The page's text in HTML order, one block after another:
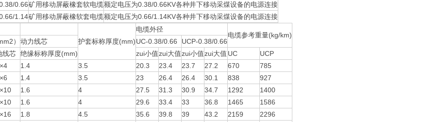
0.66矿用移动屏蔽橡套软电缆额定电压为0.38/0.66KV各种井下移动采煤设备的电源连接
1.14矿用移动屏蔽橡软套电缆额定电压为0.66/1.14KV各种井下移动采煤设备的电源连接
护套标称厚度(mm)
电缆外径
电缆参考重量(kg/km)
） 动力线芯 UC-0.38/0.66
UCP-0.38/0.66
线芯 绝缘标称厚度(mm) zui小值zui大值zui小值zui大值 UC
UCP
1.4 3.5 20.3 23.4 23.7 27.2 670
785
1.4 3.5 23 26.4 26.4 30.1 838
927
1.6 4 27.5 31.3 30.9 34.7 1292
1400
1.6 4 29.6 33.4 33 36.8 1465
1586
1.8 4.5 35.6 39.8 39 43.2 2159
2296